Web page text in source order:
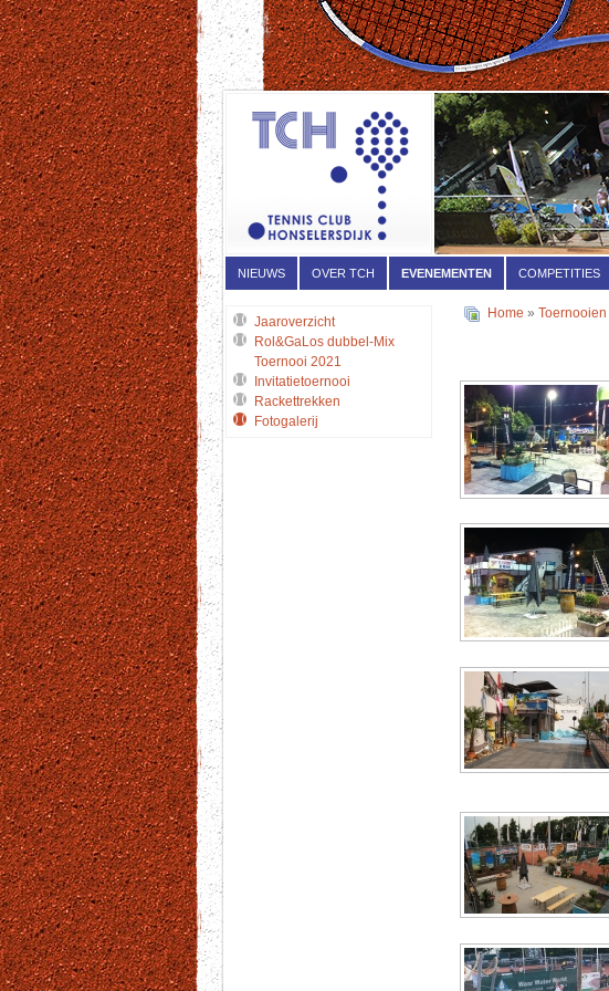
NIEUWS OVER TCH EVENEMENTEN COMPETITIES
Jaaroverzicht
Rol&GaLos dubbel-Mix
Toernooi 2021
Invitatietoernooi
Rackettrekken
Fotogalerij
Home » Toernooien